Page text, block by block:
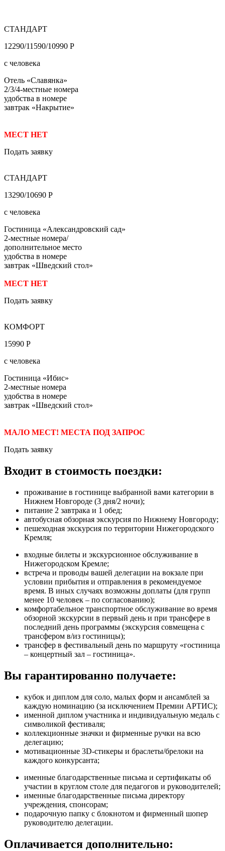
СТАНДАРТ
12290/11590/10990 Р
с человека
Отель «Славянка»
2/3/4-местные номера
удобства в номере
завтрак «Накрытие»
МЕСТ НЕТ
Подать заявку
СТАНДАРТ
13290/10690 Р
с человека
Гостиница «Александровский сад»
2-местные номера/
дополнительное место
удобства в номере
завтрак «Шведский стол»
МЕСТ НЕТ
Подать заявку
КОМФОРТ
15990 Р
с человека
Гостиница «Ибис»
2-местные номера
удобства в номере
завтрак «Шведский стол»
МАЛО МЕСТ! МЕСТА ПОД ЗАПРОС
Подать заявку
Входит в стоимость поездки:
проживание в гостинице выбранной вами категории в
Нижнем Новгороде (3 дня/2 ночи);
питание 2 завтрака и 1 обед;
автобусная обзорная экскурсия по Нижнему Новгороду;
пешеходная экскурсия по территории Нижегородского
Кремля;
входные билеты и экскурсионное обслуживание в
Нижегородском Кремле;
встреча и проводы вашей делегации на вокзале при
условии прибытия и отправления в рекомендуемое
время. В иных случаях возможны доплаты (для групп
менее 10 человек – по согласованию);
комфортабельное транспортное обслуживание во время
обзорной экскурсии в первый день и при трансфере в
последний день программы (экскурсия совмещена с
трансфером в/из гостиницы);
трансфер в фестивальный день по маршруту «гостиница
– концертный зал – гостиница».
Вы гарантированно получаете:
кубок и диплом для соло, малых форм и ансамблей за
каждую номинацию (за исключением Премии АРТИС);
именной диплом участника и индивидуальную медаль с
символикой фестиваля;
коллекционные значки и фирменные ручки на всю
делегацию;
мотивационные 3D-стикеры и браслеты/брелоки на
каждого конкурсанта;
именные благодарственные письма и сертификаты об
участии в круглом столе для педагогов и руководителей;
именные благодарственные письма директору
учреждения, спонсорам;
подарочную папку с блокнотом и фирменный шопер
руководителю делегации.
Оплачивается дополнительно: